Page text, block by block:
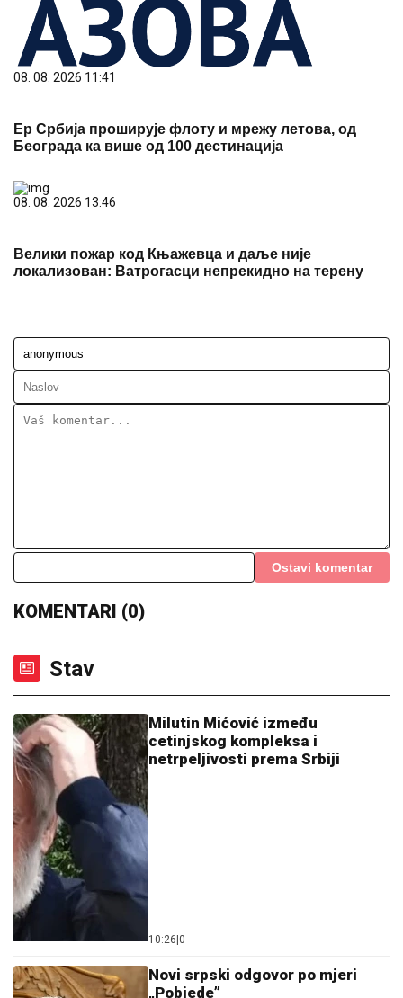
08. 08. 2026 11:41
Ер Србија проширује флоту и мрежу летова, од
Београда ка више од 100 дестинација
08. 08. 2026 13:46
Велики пожар код Књажевца и даље није
локализован: Ватрогасци непрекидно на терену
Ostavi komentar
KOMENTARI (0)
Stav
Milutin Mićović između
cetinjskog kompleksa i
netrpeljivosti prema Srbiji
10:26 0
Novi srpski odgovor po mjeri
„Pobjede”